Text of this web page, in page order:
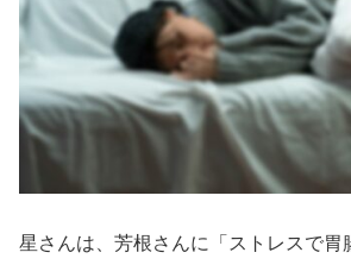
星さんは、芳根さんに「ストレスで胃